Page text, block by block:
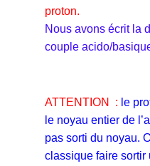
proton.
Nous avons écrit la
couple acido/
ATTENTION : le
le noyau entier de
pas sorti du noyau.
classique faire sortir